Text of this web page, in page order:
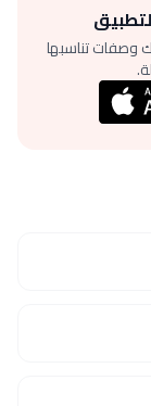
وصفات تناسبها